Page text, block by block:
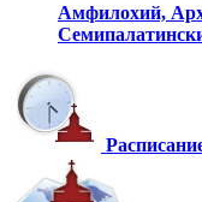
Амфилохий,